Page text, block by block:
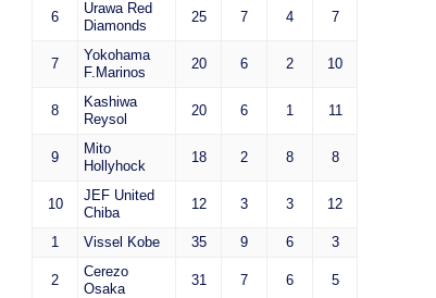
6
Urawa Red
Diamonds
25 7 4 7
7
Yokohama
F.Marinos
20 6 2 10
8
Kashiwa
Reysol
20 6 1 11
9
Mito
Hollyhock
18 2 8 8
10
JEF United
Chiba
12 3 3 12
1 Vissel Kobe 35 9 6 3
2
Cerezo
Osaka
31 7 6 5